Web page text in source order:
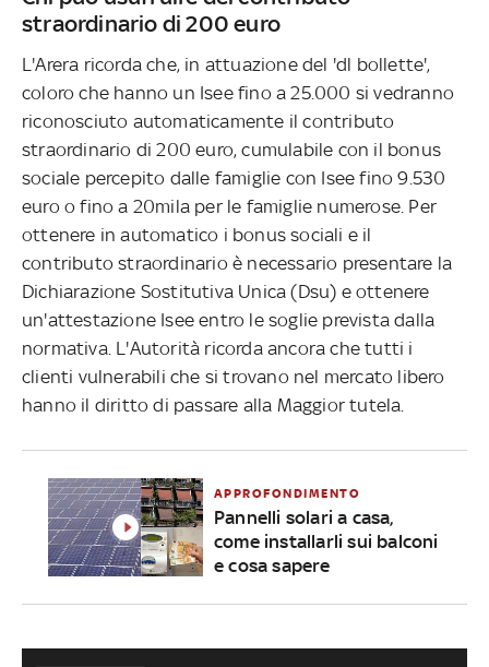
straordinario di 200 euro
L'Arera ricorda che, in attuazione del 'dl bollette',
coloro che hanno un Isee fino a 25.000 si vedranno
riconosciuto automaticamente il contributo
straordinario di 200 euro, cumulabile con il bonus
sociale percepito dalle famiglie con Isee fino 9.530
euro o fino a 20mila per le famiglie numerose. Per
ottenere in automatico i bonus sociali e il
contributo straordinario è necessario presentare la
Dichiarazione Sostitutiva Unica (Dsu) e ottenere
un'attestazione Isee entro le soglie prevista dalla
normativa. L'Autorità ricorda ancora che tutti i
clienti vulnerabili che si trovano nel mercato libero
hanno il diritto di passare alla Maggior tutela.
APPROFONDIMENTO
Pannelli solari a casa,
come installarli sui balconi
e cosa sapere